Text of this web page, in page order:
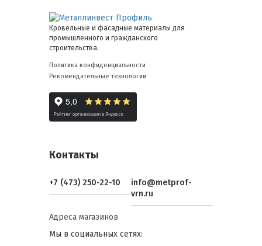
Кровельные и фасадные материалы для
промышленного и гражданского
строительства.
Политика конфиденциальности
Рекомендательные технологии
Контакты
+7 (473) 250-22-10
info@metprof-
vrn.ru
Адреса магазинов
Мы в социальных сетях: